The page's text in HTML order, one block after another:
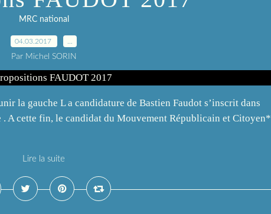
MRC national
04.03.2017
Par Michel SORIN
la gauche L a candidature de Bastien Faudot s’inscrit dans
. A cette fin, le candidat du Mouvement Républicain et Citoyen*
Lire la suite